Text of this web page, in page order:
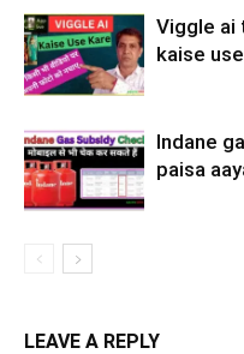
Viggle ai
kaise
Indane
paisa
LEAVE A REPLY